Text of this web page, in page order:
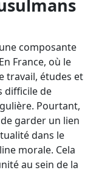
composante
France, où le
travail, études et
difficile de
Pourtant,
garder un lien
dans le
morale. Cela
au sein de la